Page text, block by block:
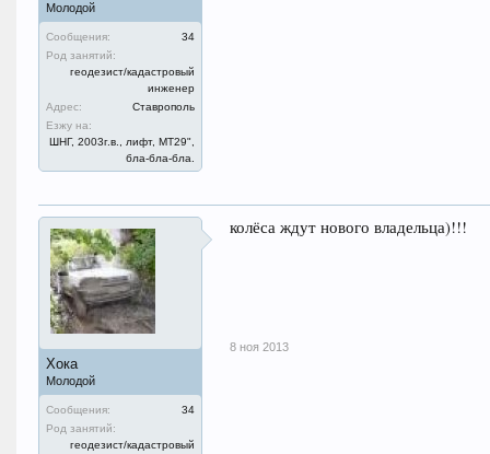
Молодой
Сообщения:
34
Род занятий:
геодезист/кадастровый
инженер
Адрес:
Ставрополь
Езжу на:
ШНГ, 2003г.в., лифт, МТ29",
бла-бла-бла.
Хока
Молодой
Сообщения:
34
Род занятий:
геодезист/кадастровый
колёса ждут нового владельца)!!!
8 ноя 2013